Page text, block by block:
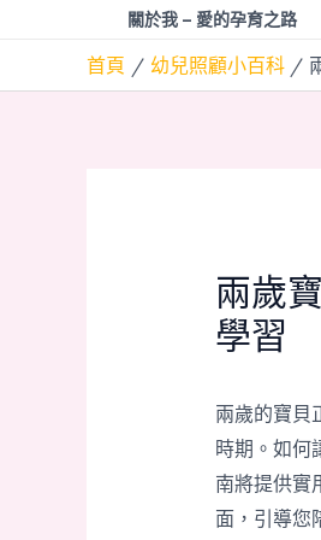
主
關於我 – 愛的孕育之路
首頁 幼兒照顧小百科
兩歲
學習
兩歲的寶貝
時期。如何
南將提供實
面，引導您